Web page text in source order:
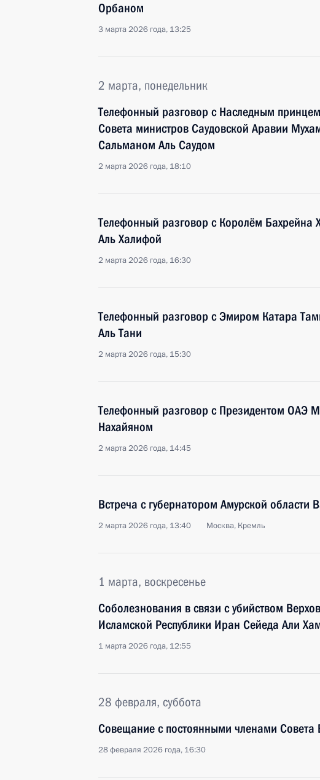
Орбаном
3 марта 2026 года, 13:25
2 марта, понедельник
Телефонный разговор с Наследным
Совета министров Саудовской Аравии
Сальманом Аль Саудом
2 марта 2026 года, 18:10
Телефонный разговор с Королём Бахрейна
Аль Халифой
2 марта 2026 года, 16:30
Телефонный разговор с Эмиром Катара
Аль Тани
2 марта 2026 года, 15:30
Телефонный разговор с Президентом ОАЭ
Нахайяном
2 марта 2026 года, 14:45
Встреча с губернатором Амурской
2 марта 2026 года, 13:40 Москва, Кремль
1 марта, воскресенье
Соболезнования в связи с убийством
Исламской Республики Иран Сейеда Али
1 марта 2026 года, 12:55
28 февраля, суббота
Совещание с постоянными членами Совета
28 февраля 2026 года, 16:30